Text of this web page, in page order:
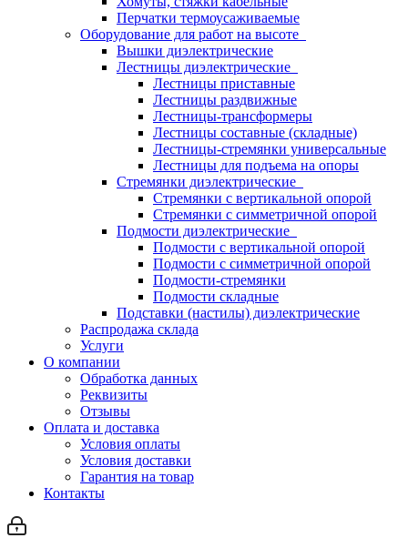
Перчатки термоусаживаемые
Оборудование для работ на высоте
Вышки диэлектрические
Лестницы диэлектрические
Лестницы приставные
Лестницы раздвижные
Лестницы-трансформеры
Лестницы составные (складные)
Лестницы-стремянки универсальные
Лестницы для подъема на опоры
Стремянки диэлектрические
Стремянки с вертикальной опорой
Стремянки с симметричной опорой
Подмости диэлектрические
Подмости с вертикальной опорой
Подмости с симметричной опорой
Подмости-стремянки
Подмости складные
Подставки (настилы) диэлектрические
Распродажа склада
Услуги
О компании
Обработка данных
Реквизиты
Отзывы
Оплата и доставка
Условия оплаты
Условия доставки
Гарантия на товар
Контакты